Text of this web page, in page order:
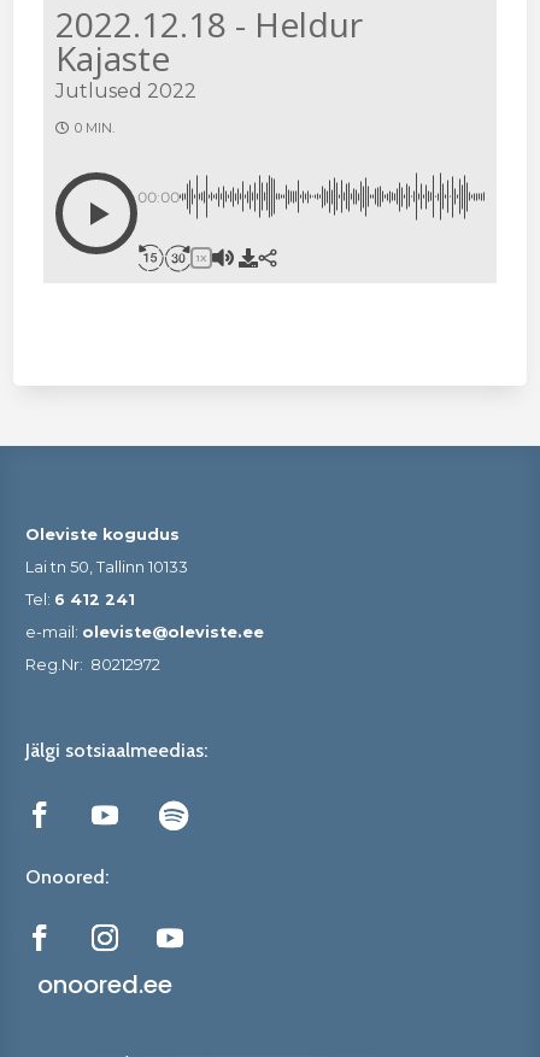
2022.12.18 - Heldur
Kajaste
Jutlused 2022
0 MIN.
00:00
1X
Oleviste kogudus
Lai tn 50, Tallinn 10133
Tel: 6 412 241
e-mail: oleviste@oleviste.ee
Reg.Nr: 80212972
Jälgi sotsiaalmeedias:
Onoored:
onoored.ee